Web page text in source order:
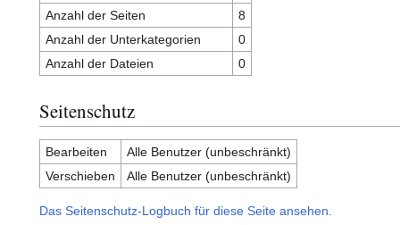
Anzahl der Seiten
8
Anzahl der Unterkategorien
0
Anzahl der Dateien
0
Seitenschutz
Bearbeiten
Alle Benutzer (unbeschränkt)
Verschieben
Alle Benutzer (unbeschränkt)
Das Seitenschutz-Logbuch für diese Seite ansehen.